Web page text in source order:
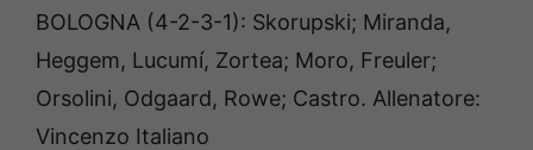
BOLOGNA (4-2-3-1): Skorupski; Miranda,
Heggem, Lucumí, Zortea; Moro, Freuler;
Orsolini, Odgaard, Rowe; Castro. Allenatore:
Vincenzo Italiano